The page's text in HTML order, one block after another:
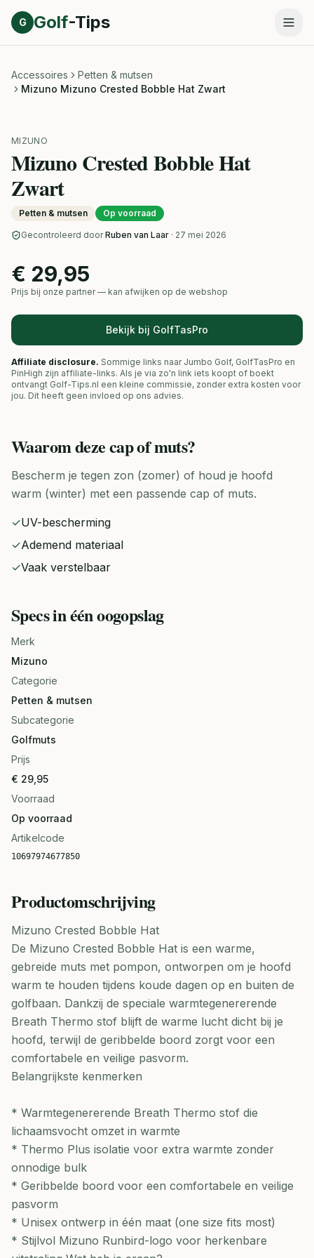
Direct naar inhoud
G Golf-Tips
Accessoires
Petten & mutsen
Mizuno Mizuno Crested Bobble Hat Zwart
MIZUNO
Mizuno Crested Bobble Hat
Zwart
Petten & mutsen Op voorraad
Gecontroleerd door Ruben van Laar · 27 mei 2026
€ 29,95
Prijs bij onze partner — kan afwijken op de webshop
Bekijk bij GolfTasPro
Affiliate disclosure. Sommige links naar Jumbo Golf, GolfTasPro en
PinHigh zijn affiliate-links. Als je via zo'n link iets koopt of boekt
ontvangt Golf-Tips.nl een kleine commissie, zonder extra kosten voor
jou. Dit heeft geen invloed op ons advies.
Waarom dezecap of muts?
Bescherm je tegen zon (zomer) of houd je hoofd
warm (winter) met een passende cap of muts.
✓UV-bescherming
✓Ademend materiaal
✓Vaak verstelbaar
Specs in één oogopslag
Merk
Mizuno
Categorie
Petten & mutsen
Subcategorie
Golfmuts
Prijs
€ 29,95
Voorraad
Op voorraad
Artikelcode
10697974677850
Productomschrijving
Mizuno Crested Bobble Hat
De Mizuno Crested Bobble Hat is een warme,
gebreide muts met pompon, ontworpen om je hoofd
warm te houden tijdens koude dagen op en buiten de
golfbaan. Dankzij de speciale warmtegenererende
Breath Thermo stof blijft de warme lucht dicht bij je
hoofd, terwijl de geribbelde boord zorgt voor een
comfortabele en veilige pasvorm.
Belangrijkste kenmerken
* Warmtegenererende Breath Thermo stof die
lichaamsvocht omzet in warmte
* Thermo Plus isolatie voor extra warmte zonder
onnodige bulk
* Geribbelde boord voor een comfortabele en veilige
pasvorm
* Unisex ontwerp in één maat (one size fits most)
* Stijlvol Mizuno Runbird-logo voor herkenbare